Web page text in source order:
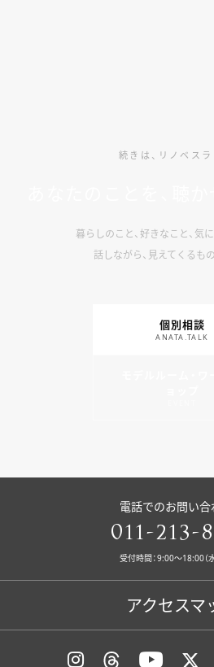
続きは、リノベス
暮らしのこと、好きなこと、気
話しながら、見えてくるも
個別相談
ANATA.TALK
電話でのお問い合
011-213-
受付時間：9:00〜18:00（
アクセスマ